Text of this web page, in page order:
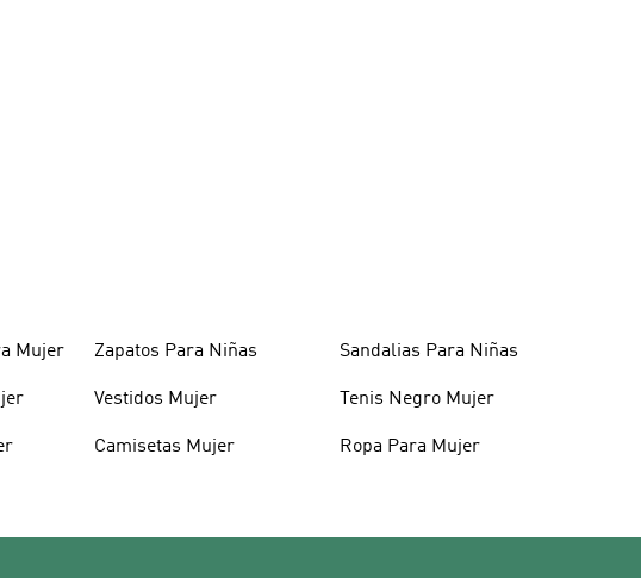
Mujer Zapatos Para Niñas
Vestidos Mujer
Camisetas Mujer
Sandalias Para Niñas
Tenis Negro Mujer
Ropa Para Mujer